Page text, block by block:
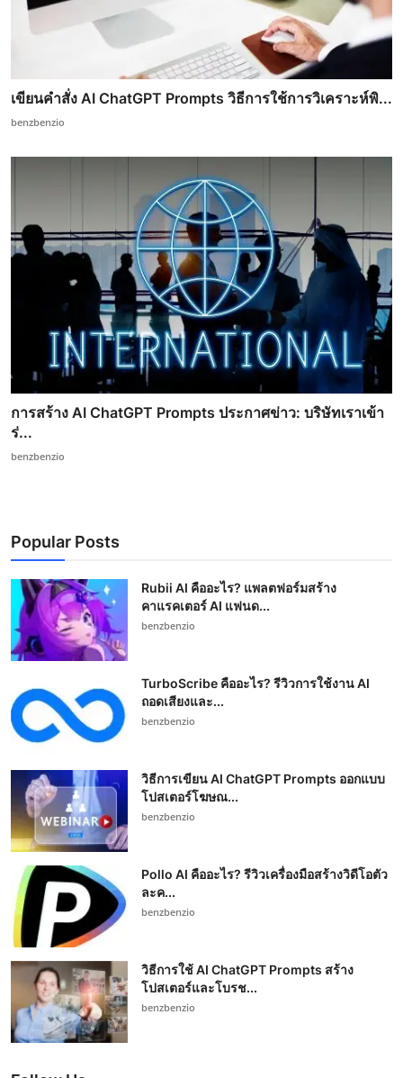
เขียนคำสั่ง AI ChatGPT Prompts วิธีการใช้การวิเคราะห์พิ...
benzbenzio
การสร้าง AI ChatGPT Prompts ประกาศข่าว: บริษัทเราเข้า
ร่...
benzbenzio
Popular Posts
Rubii AI คืออะไร? แพลตฟอร์มสร้าง
คาแรคเตอร์ AI แฟนด...
benzbenzio
TurboScribe คืออะไร? รีวิวการใช้งาน AI
ถอดเสียงและ...
benzbenzio
วิธีการเขียน AI ChatGPT Prompts ออกแบบ
โปสเตอร์โฆษณ...
benzbenzio
Pollo AI คืออะไร? รีวิวเครื่องมือสร้างวิดีโอตัว
ละค...
benzbenzio
วิธีการใช้ AI ChatGPT Prompts สร้าง
โปสเตอร์และโบรช...
benzbenzio